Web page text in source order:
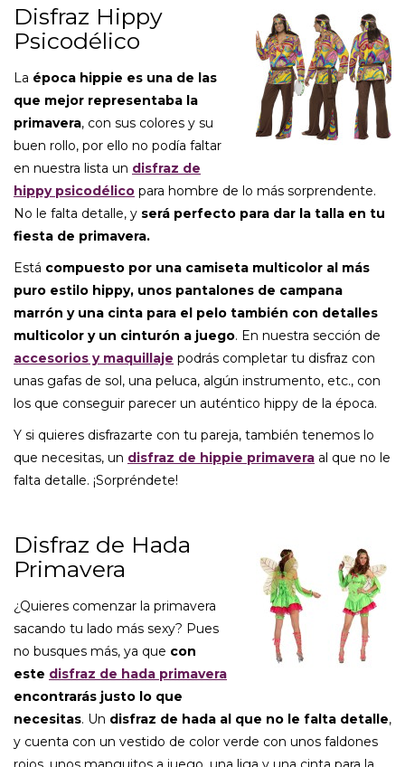
Disfraz Hippy
Psicodélico
La época hippie es una de las
que mejor representaba la
primavera, con sus colores y su
buen rollo, por ello no podía faltar
en nuestra lista un disfraz de
hippy psicodélico para hombre de lo más sorprendente.
No le falta detalle, y será perfecto para dar la talla en tu
fiesta de primavera.
Está compuesto por una camiseta multicolor al más
puro estilo hippy, unos pantalones de campana
marrón y una cinta para el pelo también con detalles
multicolor y un cinturón a juego. En nuestra sección de
accesorios y maquillaje podrás completar tu disfraz con
unas gafas de sol, una peluca, algún instrumento, etc., con
los que conseguir parecer un auténtico hippy de la época.
Y si quieres disfrazarte con tu pareja, también tenemos lo
que necesitas, un disfraz de hippie primavera al que no le
falta detalle. ¡Sorpréndete!
Disfraz de Hada
Primavera
¿Quieres comenzar la primavera
sacando tu lado más sexy? Pues
no busques más, ya que con
este disfraz de hada primavera
encontrarás justo lo que
necesitas. Un disfraz de hada al que no le falta detalle,
y cuenta con un vestido de color verde con unos faldones